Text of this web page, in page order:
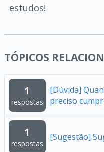
estudos!
TÓPICOS
1
respostas
[Dúvida]
preciso
1
respostas
[Sugestão]